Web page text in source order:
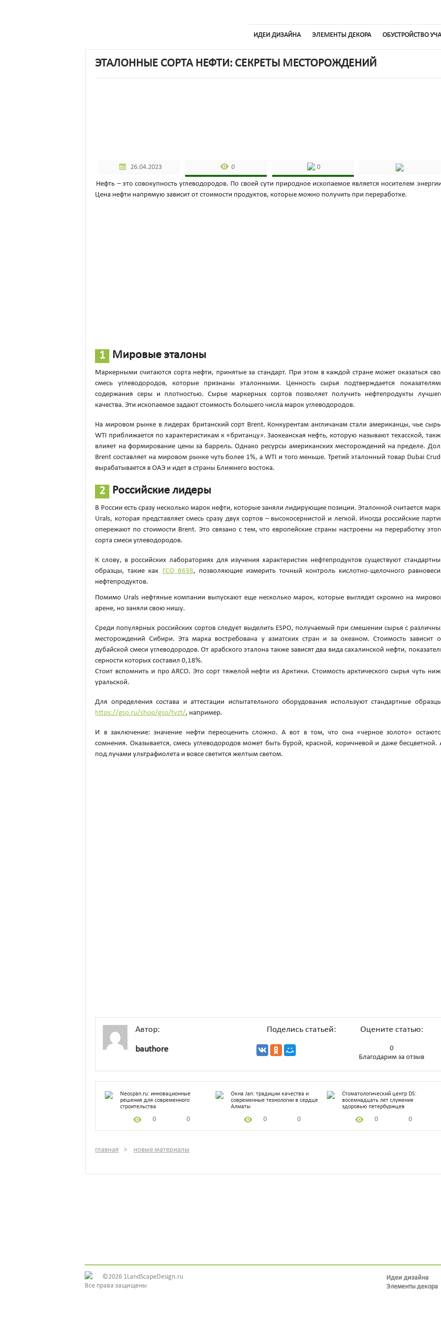
ИДЕИ ДИЗАЙНА ЭЛЕМЕНТЫ ДЕКОРА ОБУСТРОЙСТВО
ЭТАЛОННЫЕ СОРТА НЕФТИ: СЕКРЕТЫ МЕСТОРОЖДЕНИЙ
26.04.2023 0 0
Нефть – это совокупность углеводородов. По своей сути природное ископаемое является носителем
Цена нефти напрямую зависит от стоимости продуктов, которые можно получить при переработке.
Мировые эталоны
Маркерными считаются сорта нефти, принятые за стандарт. При этом в каждой стране может оказаться
смесь углеводородов, которые признаны эталонными. Ценность сырья подтверждается
содержания серы и плотностью. Сырье маркерных сортов позволяет получить нефтепродукты
качества. Эти ископаемое задают стоимость большего числа марок углеводородов.
На мировом рынке в лидерах британский сорт Brent. Конкурентам англичанам стали американцы, чье
WTI приближается по характеристикам к «британцу». Заокеанская нефть, которую называют техасской,
влияет на формирование цены за баррель. Однако ресурсы американских месторождений на пределе.
Brent составляет на мировом рынке чуть более 1%, а WTI и того меньше. Третий эталонный товар Dubai
вырабатывается в ОАЭ и идет в страны Ближнего востока.
Российские лидеры
В России есть сразу несколько марок нефти, которые заняли лидирующие позиции. Эталонной считается
Urals, которая представляет смесь сразу двух сортов – высокосернистой и легкой. Иногда российские
опережают по стоимости Brent. Это связано с тем, что европейские страны настроены на переработку
сорта смеси углеводородов.
К слову, в российских лабораториях для изучения характеристик нефтепродуктов существуют
образцы, такие как ГСО 8638, позволяющие измерить точный контроль кислотно-щелочного
нефтепродуктов.
Помимо Urals нефтяные компании выпускают еще несколько марок, которые выглядят скромно на
арене, но заняли свою нишу.
Среди популярных российских сортов следует выделить ESPO, получаемый при смешении сырья с
месторождений Сибири. Эта марка востребована у азиатских стран и за океаном. Стоимость зависит
дубайской смеси углеводородов. От арабского эталона также зависят два вида сахалинской нефти,
серности которых составил 0,18%.
Стоит вспомнить и про ARCO. Это сорт тяжелой нефти из Арктики. Стоимость арктического сырья чуть
уральской.
Для определения состава и аттестации испытательного оборудования используют стандартные
https://gso.ru/shop/gso/tvzt/, например.
И в заключение: значение нефти переоценить сложно. А вот в том, что она «черное золото»
сомнения. Оказывается, смесь углеводородов может быть бурой, красной, коричневой и даже бесцветной.
под лучами ультрафиолета и вовсе светится желтым светом.
Автор:
bauthore
Поделись статьей: Оцените статью:
0
Благодарим за отзыв
Neospan.ru: инновационные
решения для современного
строительства
0 0
Окна Jan: традиции качества и
современные технологии в сердце
Алматы
0 0
Стоматологический центр DS:
восемнадцать лет служения
здоровью петербуржцев
0 0
главная новые материалы
©2026 1LandScapeDesign.ru
Все права защищены
Идеи дизайна
Элементы декора